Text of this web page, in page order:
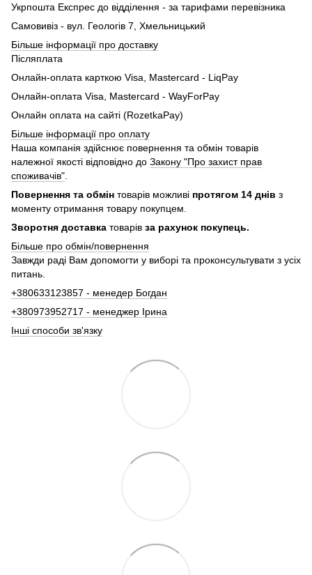
Укрпошта Експрес до відділення - за тарифами перевізника
Самовивіз - вул. Геологів 7, Хмельницький
Більше інформації про доставку
Післяплата
Онлайн-оплата карткою Visa, Mastercard - LiqPay
Онлайн-оплата Visa, Mastercard - WayForPay
Онлайн оплата на сайті (RozetkaPay)
Більше інформації про оплату
Наша компанія здійснює повернення та обмін товарів
належної якості відповідно до Закону "Про захист прав
споживачів"
Повернення та обмін товарів можливі протягом 14 днів з
моменту отримання товару покупцем.
Зворотня доставка товарів за рахунок покупець.
Більше про обмін/повернення
Завжди раді Вам допомогти у виборі та проконсультувати з усіх
питань.
+380633123857 - менедер Богдан
+380973952717 - менеджер Ірина
Інші способи зв'язку